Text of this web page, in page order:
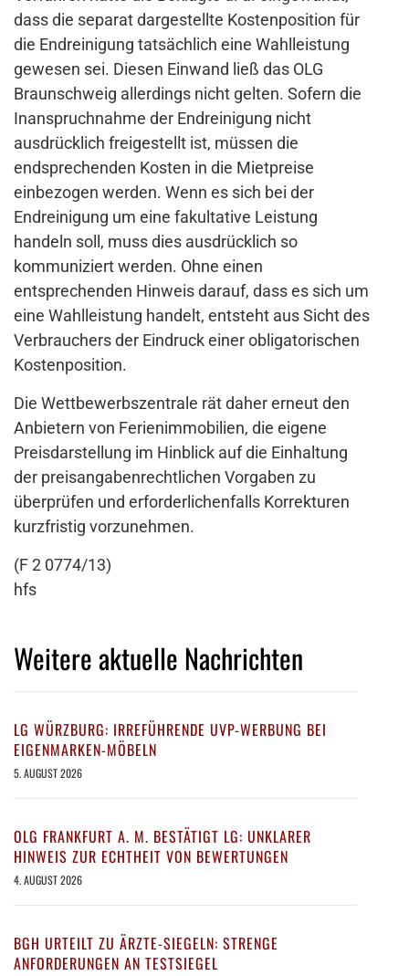
dass die separat dargestellte Kostenposition für
die Endreinigung tatsächlich eine Wahlleistung
gewesen sei. Diesen Einwand ließ das OLG
Braunschweig allerdings nicht gelten. Sofern die
Inanspruchnahme der Endreinigung nicht
ausdrücklich freigestellt ist, müssen die
endsprechenden Kosten in die Mietpreise
einbezogen werden. Wenn es sich bei der
Endreinigung um eine fakultative Leistung
handeln soll, muss dies ausdrücklich so
kommuniziert werden. Ohne einen
entsprechenden Hinweis darauf, dass es sich um
eine Wahlleistung handelt, entsteht aus Sicht des
Verbrauchers der Eindruck einer obligatorischen
Kostenposition.
Die Wettbewerbszentrale rät daher erneut den
Anbietern von Ferienimmobilien, die eigene
Preisdarstellung im Hinblick auf die Einhaltung
der preisangabenrechtlichen Vorgaben zu
überprüfen und erforderlichenfalls Korrekturen
kurzfristig vorzunehmen.
(F 2 0774/13)
hfs
Weitere aktuelle Nachrichten
LG WÜRZBURG: IRREFÜHRENDE UVP-WERBUNG BEI
EIGENMARKEN-MÖBELN
5. AUGUST 2026
OLG FRANKFURT A. M. BESTÄTIGT LG: UNKLARER
HINWEIS ZUR ECHTHEIT VON BEWERTUNGEN
4. AUGUST 2026
BGH URTEILT ZU ÄRZTE-SIEGELN: STRENGE
ANFORDERUNGEN AN TESTSIEGEL